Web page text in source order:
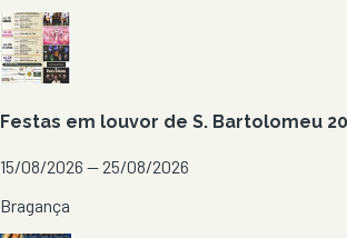
Festas em louvor de S. Bartolomeu
15/08/2026 — 25/08/2026
Bragança